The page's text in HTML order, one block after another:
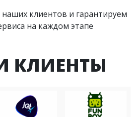
клиентов и гарантируем
на каждом этапе
КЛИЕНТЫ